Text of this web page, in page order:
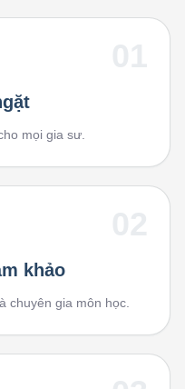
mọi gia sư.
khảo
chuyên gia môn học.